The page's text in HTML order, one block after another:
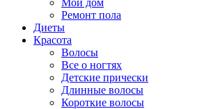
Ремонт пола
Диеты
Красота
Волосы
Все о ногтях
Детские прически
Длинные волосы
Короткие волосы